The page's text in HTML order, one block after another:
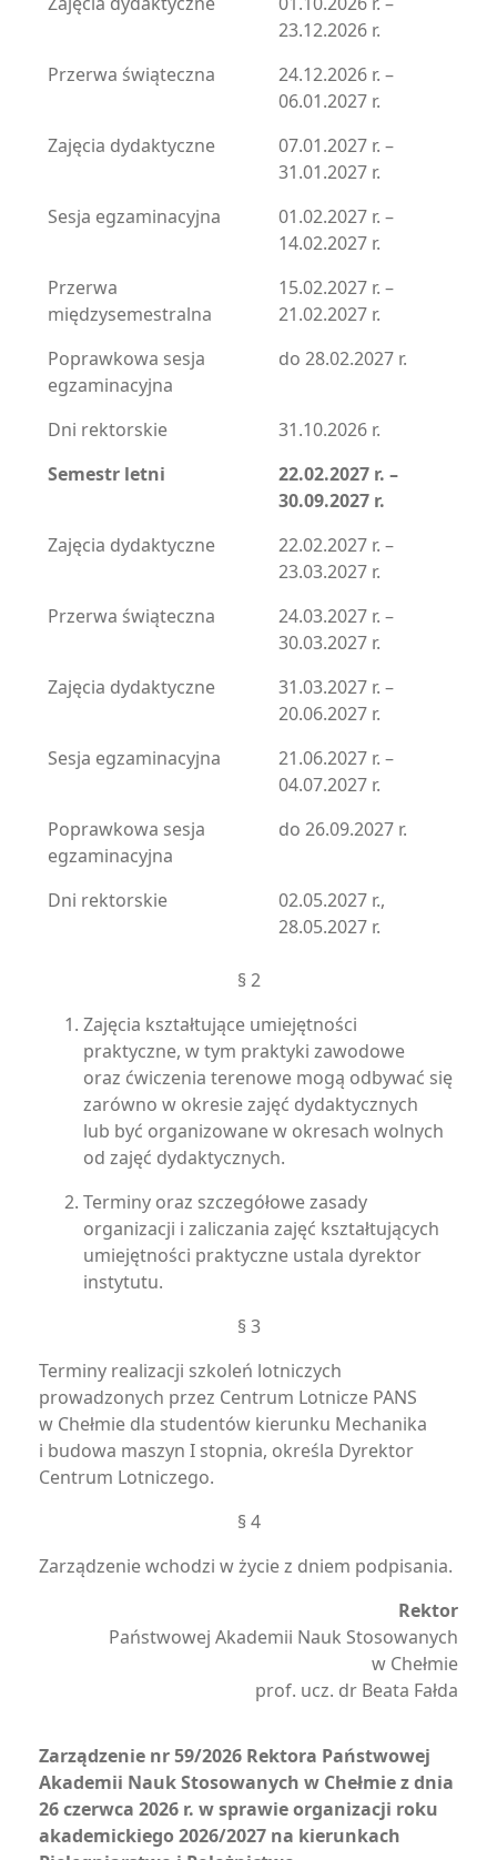
23.12.2026 r.
Przerwa świąteczna
24.12.2026 r. –
06.01.2027 r.
Zajęcia dydaktyczne
07.01.2027 r. –
31.01.2027 r.
Sesja egzaminacyjna
01.02.2027 r. –
14.02.2027 r.
Przerwa
międzysemestralna
15.02.2027 r. –
21.02.2027 r.
Poprawkowa sesja
egzaminacyjna
do 28.02.2027 r.
Dni rektorskie
31.10.2026 r.
Semestr letni
22.02.2027 r. –
30.09.2027 r.
Zajęcia dydaktyczne
22.02.2027 r. –
23.03.2027 r.
Przerwa świąteczna
24.03.2027 r. –
30.03.2027 r.
Zajęcia dydaktyczne
31.03.2027 r. –
20.06.2027 r.
Sesja egzaminacyjna
21.06.2027 r. –
04.07.2027 r.
Poprawkowa sesja
egzaminacyjna
do 26.09.2027 r.
Dni rektorskie
02.05.2027 r.,
28.05.2027 r.
§ 2
Zajęcia kształtujące umiejętności
praktyczne, w tym praktyki zawodowe
oraz ćwiczenia terenowe mogą odbywać się
zarówno w okresie zajęć dydaktycznych
lub być organizowane w okresach wolnych
od zajęć dydaktycznych.
Terminy oraz szczegółowe zasady
organizacji i zaliczania zajęć kształtujących
umiejętności praktyczne ustala dyrektor
instytutu.
§ 3
Terminy realizacji szkoleń lotniczych
prowadzonych przez Centrum Lotnicze PANS
w Chełmie dla studentów kierunku Mechanika
i budowa maszyn I stopnia, określa Dyrektor
Centrum Lotniczego.
§ 4
Zarządzenie wchodzi w życie z dniem podpisania.
Rektor
Państwowej Akademii Nauk Stosowanych
w Chełmie
prof. ucz. dr Beata Fałda
Zarządzenie nr 59/2026 Rektora Państwowej
Akademii Nauk Stosowanych w Chełmie z dnia
26 czerwca 2026 r. w sprawie organizacji roku
akademickiego 2026/2027 na kierunkach